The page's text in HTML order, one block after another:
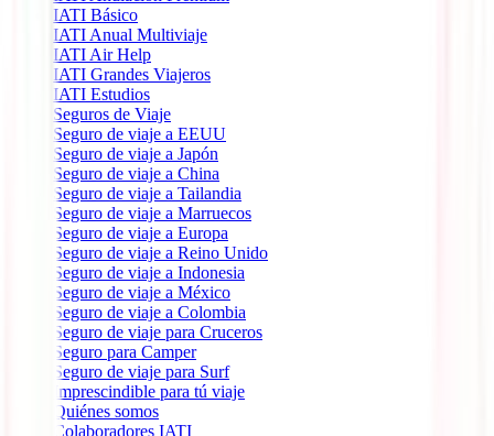
IATI Básico
IATI Anual Multiviaje
IATI Air Help
IATI Grandes Viajeros
IATI Estudios
Seguros de Viaje
Seguro de viaje a EEUU
Seguro de viaje a Japón
Seguro de viaje a China
Seguro de viaje a Tailandia
Seguro de viaje a Marruecos
Seguro de viaje a Europa
Seguro de viaje a Reino Unido
Seguro de viaje a Indonesia
Seguro de viaje a México
Seguro de viaje a Colombia
Seguro de viaje para Cruceros
Seguro para Camper
Seguro de viaje para Surf
Imprescindible para tú viaje
Quiénes somos
Colaboradores IATI